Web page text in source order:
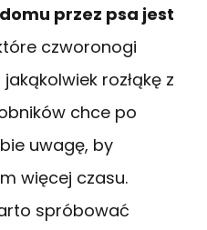
przez psa jest
czworonogi
rozłąkę z
chce po
uwagę, by
więcej czasu.
spróbować